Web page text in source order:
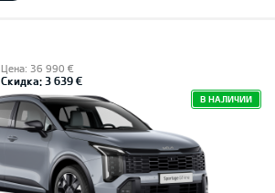
Цена: 36 990 €
Скидка: 3 639 €
В НАЛИЧИИ